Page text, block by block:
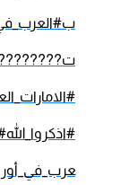
ب
#اذكروا_الله